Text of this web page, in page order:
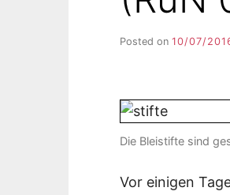
Posted on 10/07/
Die Bleistifte sind
Vor einigen